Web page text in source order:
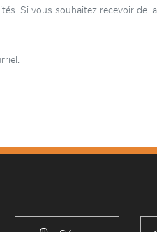
Si vous souhaitez recevoir de